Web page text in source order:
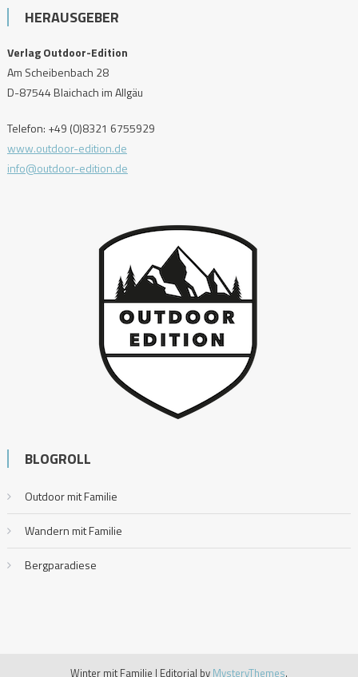
HERAUSGEBER
Verlag Outdoor-Edition
Am Scheibenbach 28
D-87544 Blaichach im Allgäu
Telefon: +49 (0)8321 6755929
www.outdoor-edition.de
info@outdoor-edition.de
BLOGROLL
Outdoor mit Familie
Wandern mit Familie
Bergparadiese
Winter mit Familie | Editorial by MysteryThemes.